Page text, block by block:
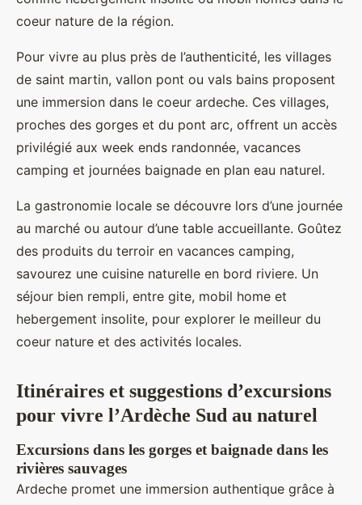
coeur nature de la région.
Pour vivre au plus près de l’authenticité, les villages
de saint martin, vallon pont ou vals bains proposent
une immersion dans le coeur ardeche. Ces villages,
proches des gorges et du pont arc, offrent un accès
privilégié aux week ends randonnée, vacances
camping et journées baignade en plan eau naturel.
La gastronomie locale se découvre lors d’une journée
au marché ou autour d’une table accueillante. Goûtez
des produits du terroir en vacances camping,
savourez une cuisine naturelle en bord riviere. Un
séjour bien rempli, entre gite, mobil home et
hebergement insolite, pour explorer le meilleur du
coeur nature et des activités locales.
Itinéraires et suggestions d’excursions
pour vivre l’Ardèche Sud au naturel
Excursions dans les gorges et baignade dans les
rivières sauvages
Ardeche promet une immersion authentique grâce à